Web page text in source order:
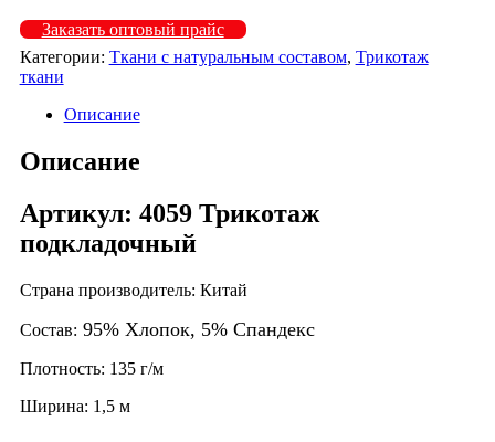
Заказать оптовый прайс
Категории: Ткани с натуральным составом, Трикотаж
ткани
Описание
Описание
Артикул: 4059 Трикотаж
подкладочный
Страна производитель: Китай
Состав: 95% Хлопок, 5% Спандекс
Плотность: 135 г/м
Ширина: 1,5 м